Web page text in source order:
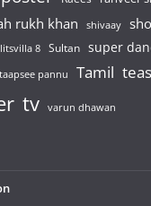
rukh khan shivaay
8 Sultan super
taapsee pannu Tamil
tv varun dhawan